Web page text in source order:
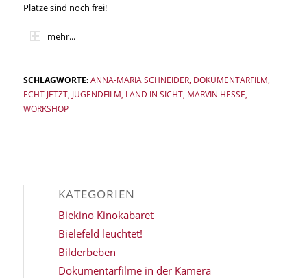
Plätze sind noch frei!
mehr...
SCHLAGWORTE: ANNA-MARIA SCHNEIDER, DOKUMENTARFILM
ECHT JETZT, JUGENDFILM LAND IN SICHT, MARVIN HESSE
WORKSHOP
KATEGORIEN
Biekino Kinokabaret
Bielefeld leuchtet!
Bilderbeben
Dokumentarfilme in der Kamera